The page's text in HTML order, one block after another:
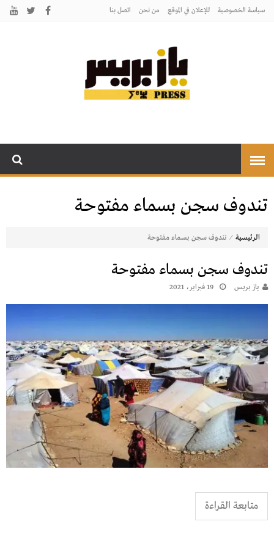
سياسة الخصوصية للإعلان في الموقع من نحن اتصل بنـا
تندوف سجن بسماء مفتوحة
الرئيسية ⁄ تندوف سجن بسماء مفتوحة
تندوف سجن بسماء مفتوحة
يـاز بريـس 19 فبراير، 2021
متابعة القراءة